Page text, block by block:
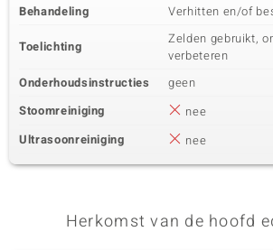
Behandeling Verhitten en/of
Toelichting
Zelden gebruikt,
verbeteren
Onderhoudsinstructies
geen
Stoomreiniging
nee
Ultrasoonreiniging
nee
Herkomst van de hoofd